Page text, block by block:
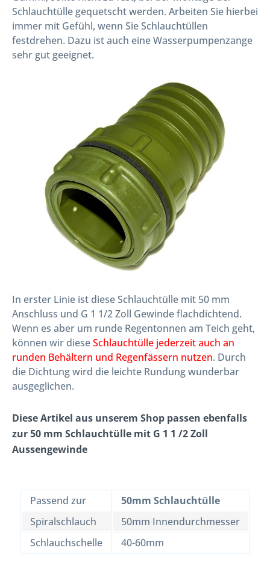
Schlauchtülle gequetscht werden. Arbeiten Sie hierbei
immer mit Gefühl, wenn Sie Schlauchtüllen
festdrehen. Dazu ist auch eine Wasserpumpenzange
sehr gut geeignet.
In erster Linie ist diese Schlauchtülle mit 50 mm
Anschluss und G 1 1/2 Zoll Gewinde flachdichtend.
Wenn es aber um runde Regentonnen am Teich geht,
können wir dieseSchlauchtülle jederzeit auch an
runden Behältern und Regenfässern nutzen. Durch
die Dichtung wird die leichte Rundung wunderbar
ausgeglichen.
Diese Artikel aus unserem Shop passen ebenfalls
zur 50 mm Schlauchtülle mit G 1 1 /2 Zoll
Aussengewinde
Passend zur
50mm Schlauchtülle
Spiralschlauch
50mm Innendurchmesser
Schlauchschelle
40-60mm